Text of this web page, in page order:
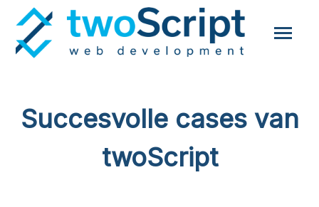
Succesvolle cases van
twoScript